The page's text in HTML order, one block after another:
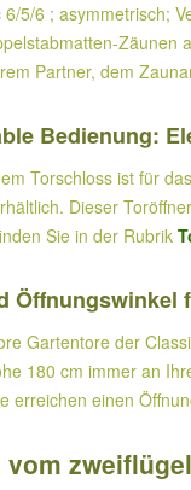
5/6 ; asymmetrisch;
Zäunen
Partner, dem
Bedienung:
Torschloss ist für
Dieser
Sie in der Rubrik
Öffnungswinkel
Gartentore der
180 cm immer an
erreichen einen